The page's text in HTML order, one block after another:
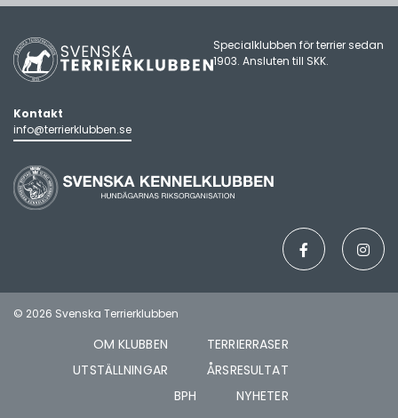
Specialklubben för terrier sedan
1903. Ansluten till SKK.
Kontakt
info@terrierklubben.se
© 2026 Svenska Terrierklubben
OM KLUBBEN
TERRIERRASER
UTSTÄLLNINGAR
ÅRSRESULTAT
BPH
NYHETER